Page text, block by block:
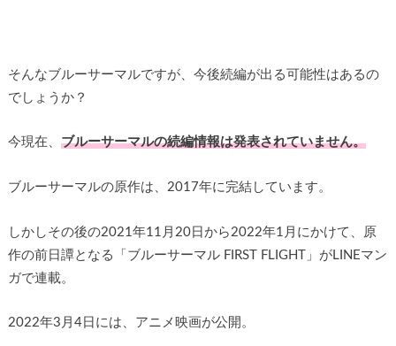
そんなブルーサーマルですが、今後続編が出る可能性はあるの
でしょうか？
今現在、 ブルーサーマルの続編情報は発表されていません。
ブルーサーマルの原作は、2017年に完結しています。
しかしその後の2021年11月20日から2022年1月にかけて、原
作の前日譚となる「ブルーサーマル FIRST FLIGHT」がLINEマン
ガで連載。
2022年3月4日には、アニメ映画が公開。